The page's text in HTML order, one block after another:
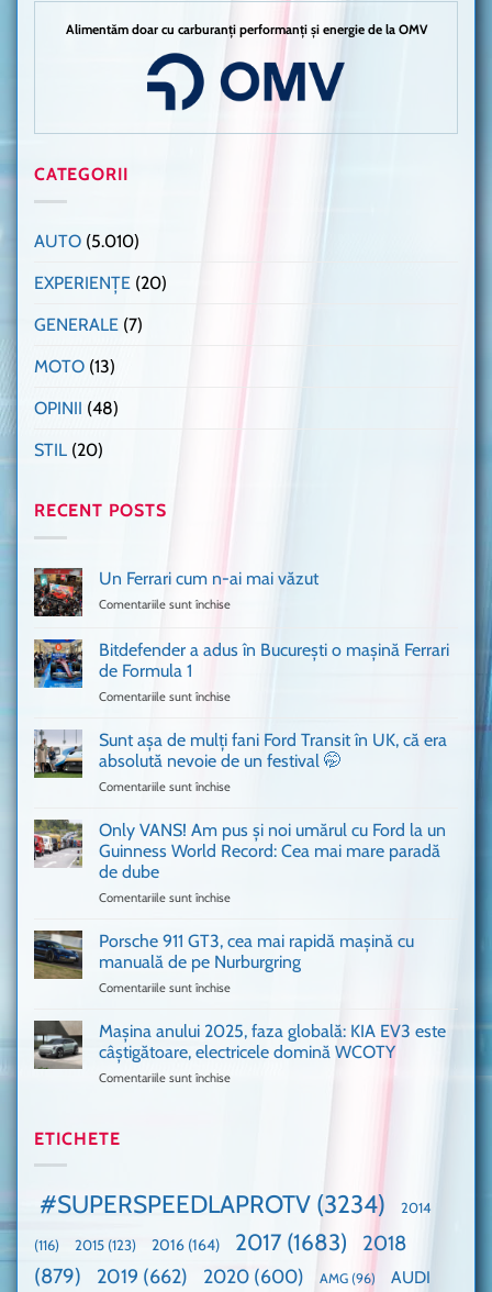
Alimentăm doar cu carburanți performanți și energie de la OMV
CATEGORII
AUTO (5.010)
EXPERIENȚE (20)
GENERALE (7)
MOTO (13)
OPINII (48)
STIL (20)
RECENT POSTS
Un Ferrari cum n-ai mai văzut
Comentariile sunt închise
Ferrari
cum
văzut
Bitdefender a adus în București o mașină Ferrari
de Formula 1
Comentariile sunt închise
a
adus
în
mașină
Ferrari
Sunt așa de mulți fani Ford Transit în UK, că era
absolută nevoie de un festival 🤭
Comentariile sunt închise
de
mulți
în
UK,
că
nevoie
de
Only VANS! Am pus și noi umărul cu Ford la un
Guinness World Record: Cea mai mare paradă
de dube
Comentariile sunt închise
Am
pus
umărul
cu
mai
mare
paradă
de
dube
Porsche 911 GT3, cea mai rapidă mașină cu
manuală de pe Nurburgring
Comentariile sunt închise
911
GT3,
cea
pe
Nurburgring
Mașina anului 2025, faza globală: KIA EV3 este
câștigătoare, electricele domină WCOTY
Comentariile sunt închise
EV3
câștigătoare,
domină
ETICHETE
#SUPERSPEEDLAPROTV (3234) 2014
(116) 2015 (123) 2016 (164) 2017 (1683)
2018
(879)
2019 (662) 2020 (600) AMG (96)
AUDI